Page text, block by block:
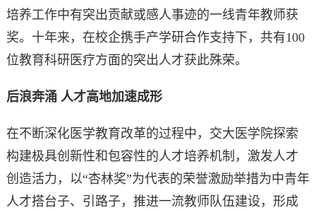
培养工作中有突出贡献或感人事迹的一线青年教师获
奖。十年来，在校企携手产学研合作支持下，共有100
位教育科研医疗方面的突出人才获此殊荣。
后浪奔涌 人才高地加速成形
在不断深化医学教育改革的过程中，交大医学院探索
构建极具创新性和包容性的人才培养机制，激发人才
创造活力，以“杏林奖”为代表的荣誉激励举措为中青年
人才搭台子、引路子，推进一流教师队伍建设，形成